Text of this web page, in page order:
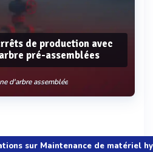
de production avec
pré-assemblées
d'arbre assemblée
Voir plussur Maintenance de matériel